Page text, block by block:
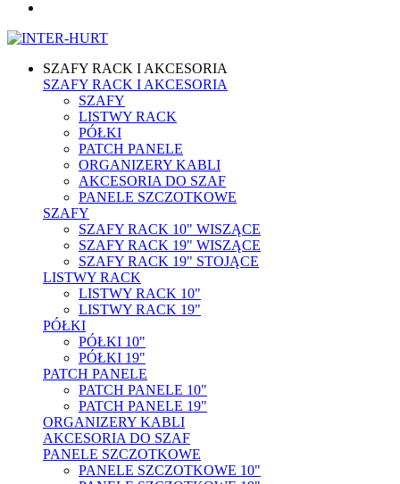
SZAFY RACK I AKCESORIA
SZAFY RACK I AKCESORIA
SZAFY
LISTWY RACK
PÓŁKI
PATCH PANELE
ORGANIZERY KABLI
AKCESORIA DO SZAF
PANELE SZCZOTKOWE
SZAFY
SZAFY RACK 10" WISZĄCE
SZAFY RACK 19" WISZĄCE
SZAFY RACK 19" STOJĄCE
LISTWY RACK
LISTWY RACK 10"
LISTWY RACK 19"
PÓŁKI
PÓŁKI 10"
PÓŁKI 19"
PATCH PANELE
PATCH PANELE 10"
PATCH PANELE 19"
ORGANIZERY KABLI
AKCESORIA DO SZAF
PANELE SZCZOTKOWE
PANELE SZCZOTKOWE 10"